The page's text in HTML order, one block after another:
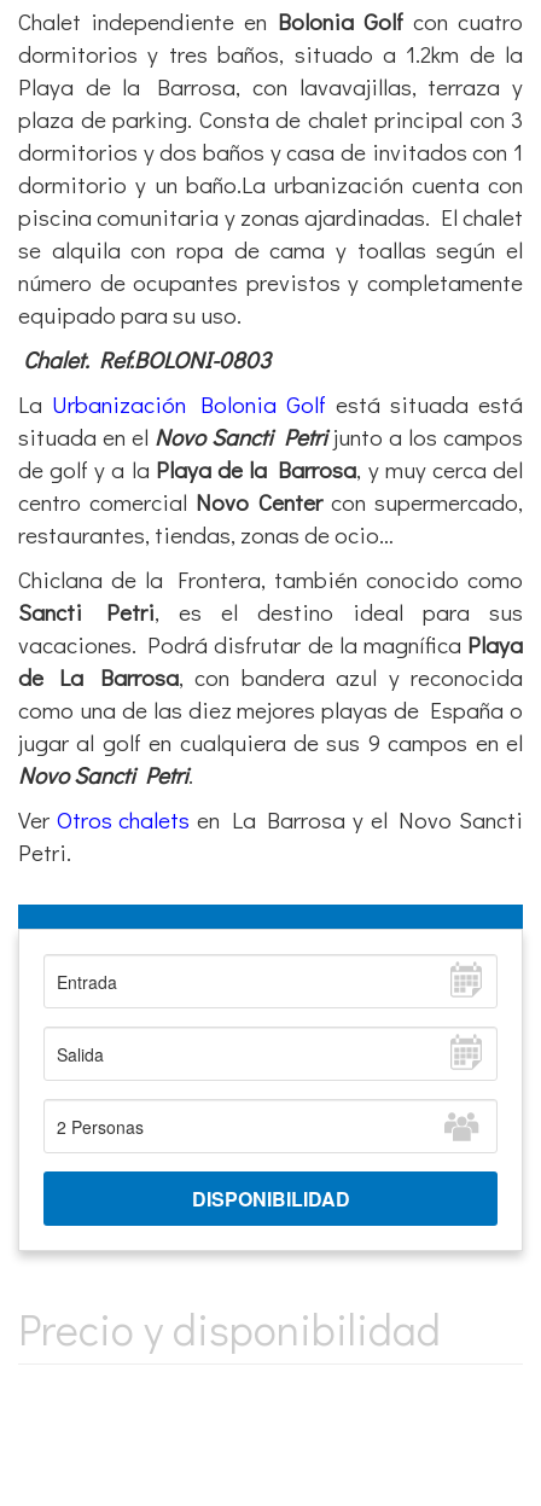
piscina comunitaria y zonas ajardinadas. El chalet
se alquila con ropa de cama y toallas según el
número de ocupantes previstos y completamente
equipado para su uso.
Chalet. Ref.BOLONI-0803
La
Urbanización Bolonia Golf
está situada está
situada en el
Novo Sancti Petri
junto a los campos
de golf y a la
Playa de la Barrosa
, y muy cerca del
centro comercial
Novo Center
con supermercado,
restaurantes, tiendas, zonas de ocio…
Chiclana de la Frontera, también conocido como
Sancti Petri, es el destino ideal para sus
vacaciones. Podrá disfrutar de la magníficaPlaya
de La Barrosa, con bandera azul y reconocida
como una de las diez mejores playas de España o
jugar al golf en cualquiera de sus 9 campos en el
Novo Sancti Petri.
VerOtros chaletsen La Barrosa y el Novo Sancti
Petri.
Precio y disponibilidad